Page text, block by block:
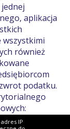
aplikacja
wszystkimi
również
podatku.
IP